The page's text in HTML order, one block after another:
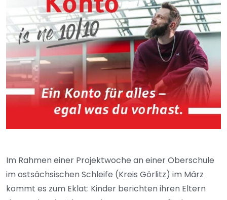
Im Rahmen einer Projektwoche an einer Oberschule
im ostsächsischen Schleife (Kreis Görlitz) im März
kommt es zum Eklat: Kinder berichten ihren Eltern